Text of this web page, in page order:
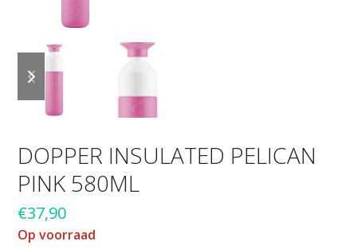
slide
slide
DOPPER INSULATED PELICAN
PINK 580ML
€37,90
Op voorraad